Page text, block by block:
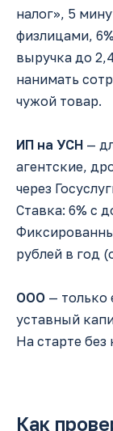
налог», 5
физлицами,
выручка до
нанимать
чужой товар.
ИП на УСН —
агентские,
через
Ставка: 6% с
рублей в год
ООО — только
уставный
На старте без
Как